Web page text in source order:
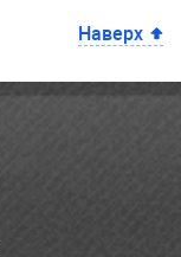
Наверх